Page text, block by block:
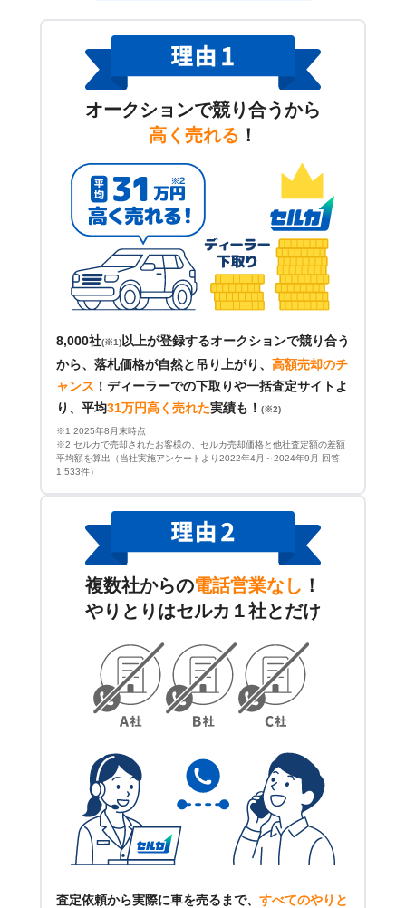
オークションで競り合うから
高く売れる ！
8,000社(※1) 以上が登録するオークションで競り合う
から、落札価格が自然と吊り上がり、 高額売却のチ
ャンス ！ ディーラーでの下取りや一括査定サイトよ
り、平均31万円高く売れた実績も！ (※2)
※1 2025年8月末時点
※2 セルカで売却されたお客様の、セルカ売却価格と他社査定額の差額
平均額を算出（当社実施アンケートより2022年4月～2024年9月 回答
1,533件）
複数社からの電話営業なし ！
やりとりはセルカ１社とだけ
査定依頼から実際に車を売るまで、 すべてのやりと